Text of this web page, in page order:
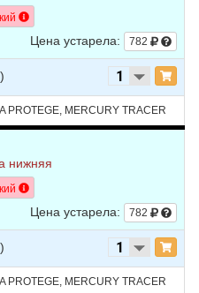
Цена устарела: 782
PROTEGE, MERCURY TRACER
нижняя
Цена устарела: 782
PROTEGE, MERCURY TRACER